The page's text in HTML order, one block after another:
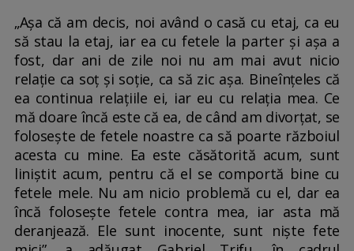
„Așa că am decis, noi având o casă cu etaj, ca eu
să stau la etaj, iar ea cu fetele la parter și așa a
fost, dar ani de zile noi nu am mai avut nicio
relație ca soț și soție, ca să zic așa. Bineînțeles că
ea continua relațiile ei, iar eu cu relația mea. Ce
mă doare încă este că ea, de când am divorțat, se
folosește de fetele noastre ca să poarte războiul
acesta cu mine. Ea este căsătorită acum, sunt
liniștit acum, pentru că el se comportă bine cu
fetele mele. Nu am nicio problemă cu el, dar ea
încă folosește fetele contra mea, iar asta mă
deranjează. Ele sunt inocente, sunt niște fete